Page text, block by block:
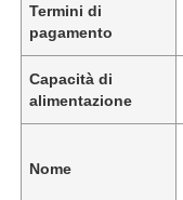
Termini di
pagamento
Capacità di
alimentazione
Nome